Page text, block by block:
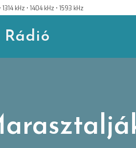
kHz • 1404 kHz • 1593 kHz